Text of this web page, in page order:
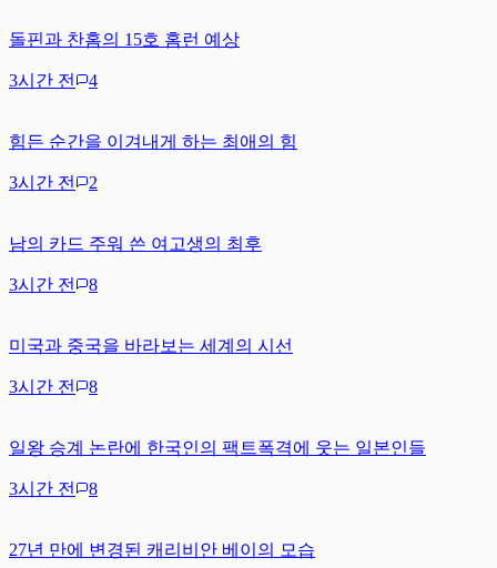
돌핀과 찬홈의 15호 홈런 예상
3시간 전 4
힘든 순간을 이겨내게 하는 최애의 힘
3시간 전 2
남의 카드 주워 쓴 여고생의 최후
3시간 전 8
미국과 중국을 바라보는 세계의 시선
3시간 전 8
일왕 승계 논란에 한국인의 팩트폭격에 웃는 일본인들
3시간 전 8
27년 만에 변경된 캐리비안 베이의 모습